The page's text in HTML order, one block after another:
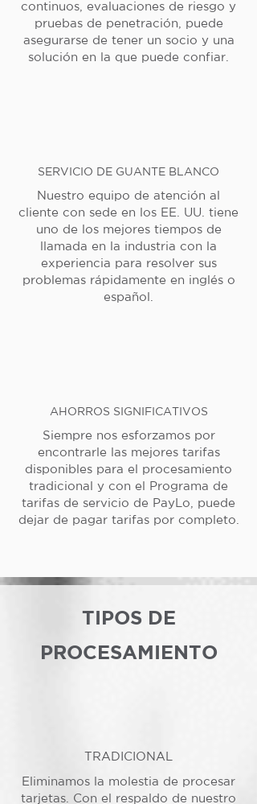
continuos, evaluaciones de riesgo y
pruebas de penetración, puede
asegurarse de tener un socio y una
solución en la que puede confiar.
SERVICIO DE GUANTE BLANCO
Nuestro equipo de atención al
cliente con sede en los EE. UU. tiene
uno de los mejores tiempos de
llamada en la industria con la
experiencia para resolver sus
problemas rápidamente en inglés o
español.
AHORROS SIGNIFICATIVOS
Siempre nos esforzamos por
encontrarle las mejores tarifas
disponibles para el procesamiento
tradicional y con el Programa de
tarifas de servicio de PayLo, puede
dejar de pagar tarifas por completo.
TIPOS DE
PROCESAMIENTO
TRADICIONAL
Eliminamos la molestia de procesar
tarjetas. Con el respaldo de nuestro